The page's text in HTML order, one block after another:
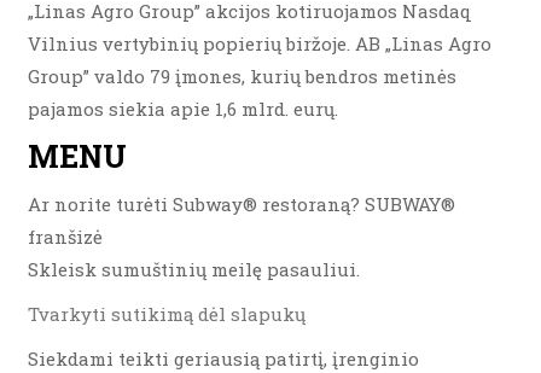
„Linas Agro Group” akcijos kotiruojamos Nasdaq
Vilnius vertybinių popierių biržoje. AB „Linas Agro
Group” valdo 79 įmones, kurių bendros metinės
pajamos siekia apie 1,6 mlrd. eurų.
MENU
Ar norite turėti Subway® restoraną? SUBWAY®
franšizė
Skleisk sumuštinių meilę pasauliui.
Tvarkyti sutikimą dėl slapukų
Siekdami teikti geriausią patirtį, įrenginio